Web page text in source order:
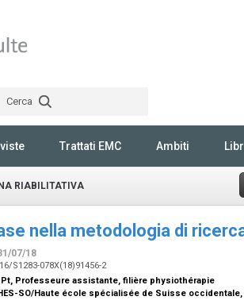
Cerca
Trattati EMC Ambiti
RIABILITATIVA
nella metodologia di
07/18
S1283-078X(18)91456-2
Pt, Professeure assistante, filière physiothérapie
SO/Haute école spécialisée de Suisse occidentale,